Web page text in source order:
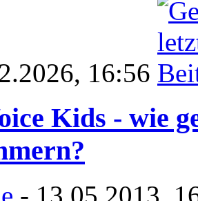
16:56
Kids - wie
- 13.05.2013,